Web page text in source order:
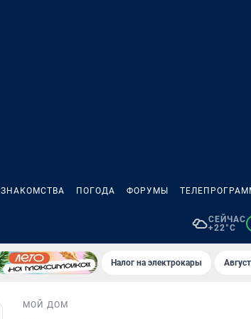
ЗНАКОМСТВА ПОГОДА ФОРУМЫ
СЕЙЧАС
+22°C
Налог на электрокары
МОЙ ДОМ